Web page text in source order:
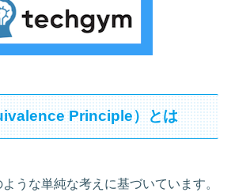
Principle）とは
うな単純な考えに基づいています。